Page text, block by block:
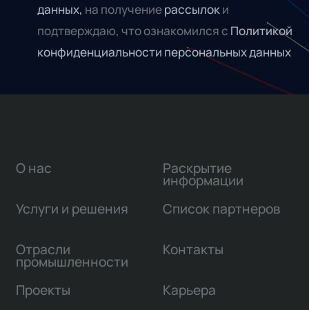
данных, на получениерассылоки
подтверждаю, что ознакомился с Политикой
конфиденциальности персональных данных
О нас
Услуги и решения
Отрасли
промышленности
Проекты
Раскрытие
информации
Список партнеров
Контакты
Карьера